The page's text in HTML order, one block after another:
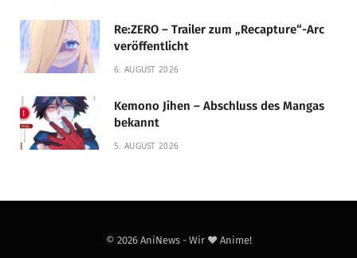
Re:ZERO – Trailer zum „Recapture“-Arc
veröffentlicht
6. AUGUST 2026
Kemono Jihen – Abschluss des Mangas
bekannt
5. AUGUST 2026
© 2026 AniNews - Wir ❤️ Anime!